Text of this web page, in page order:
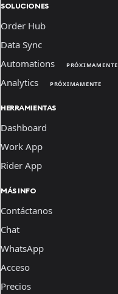
SOLUCIONES
Order Hub
Data Sync
Automations
PRÓXIMAMENTE
Analytics PRÓXIMAMENTE
HERRAMIENTAS
Dashboard
Work App
Rider App
MÁS INFO
Contáctanos
Chat
WhatsApp
Acceso
Precios